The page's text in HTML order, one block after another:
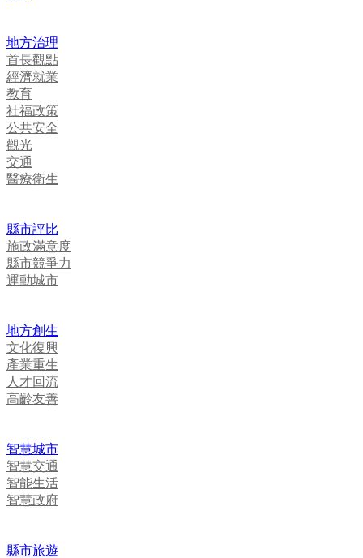
地方治理
首長觀點
經濟就業
教育
社福政策
公共安全
觀光
交通
醫療衛生
縣市評比
施政滿意度
縣市競爭力
運動城市
地方創生
文化復興
產業重生
人才回流
高齡友善
智慧城市
智慧交通
智能生活
智慧政府
縣市旅遊